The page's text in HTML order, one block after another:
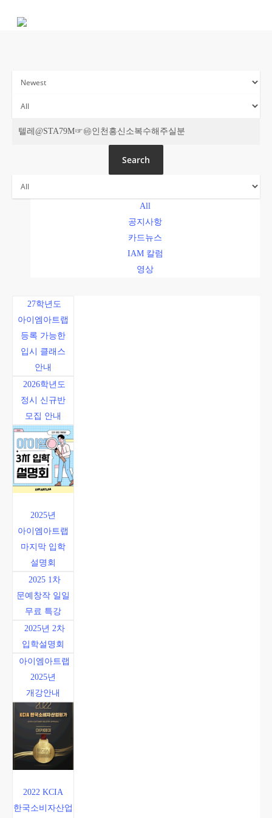
주간 IAM
Search
All
공지사항
카드뉴스
IAM 칼럼
영상
27학년도
아이엠아트랩
등록 가능한
입시 클래스
안내
2026학년도
정시 신규반
모집 안내
2025년
아이엠아트랩
마지막 입학
설명회
2025 1차
문예창작 일일
무료 특강
2025년 2차
입학설명회
아이엠아트랩
2025년
개강안내
2022 KCIA
한국소비자산업